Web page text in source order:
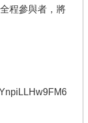
程參與者，將